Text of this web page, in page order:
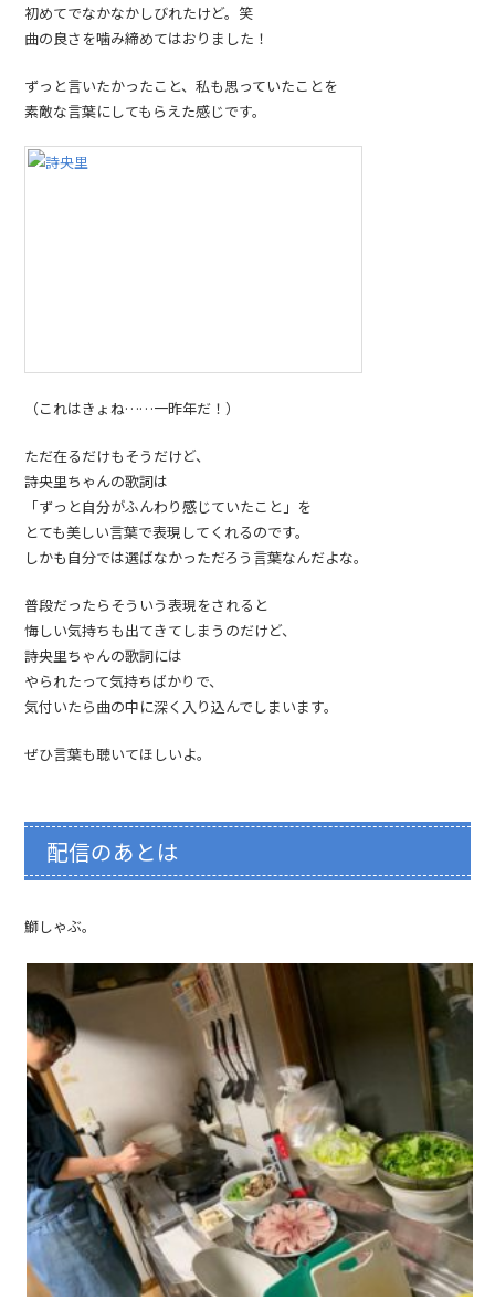
初めてでなかなかしびれたけど。笑
曲の良さを噛み締めてはおりました！
ずっと言いたかったこと、私も思っていたことを
素敵な言葉にしてもらえた感じです。
（これはきょね……一昨年だ！）
ただ在るだけもそうだけど、
詩央里ちゃんの歌詞は
「ずっと自分がふんわり感じていたこと」を
とても美しい言葉で表現してくれるのです。
しかも自分では選ばなかっただろう言葉なんだよな。
普段だったらそういう表現をされると
悔しい気持ちも出てきてしまうのだけど、
詩央里ちゃんの歌詞には
やられたって気持ちばかりで、
気付いたら曲の中に深く入り込んでしまいます。
ぜひ言葉も聴いてほしいよ。
配信のあとは
鰤しゃぶ。